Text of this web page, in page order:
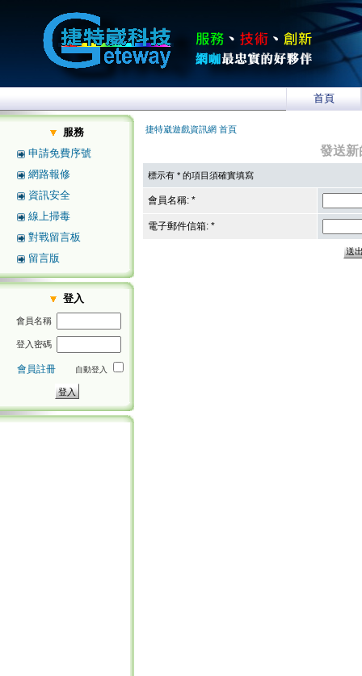
首頁
服務
申請免費序號
網路報修
資訊安全
線上掃毒
對戰留言板
留言版
登入
會員名稱
登入密碼
會員註冊 自動登入
捷特崴遊戲資訊網 首頁
發送
標示有 * 的項目須確實填寫
會員名稱: *
電子郵件信箱: *